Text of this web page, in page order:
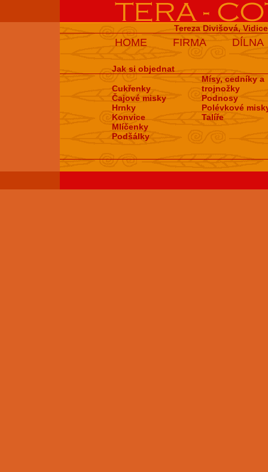
Tereza Divišová,
HOME FIRMA DÍLNA
Jak si objednat
Cukřenky
Čajové misky
Hrnky
Konvice
Mlíčenky
Podšálky
Mísy, cedníky a
trojnožky
Podnosy
Polévkové
Talíře